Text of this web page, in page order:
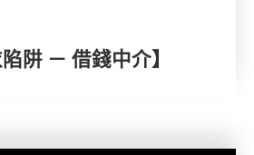
阱 － 借錢中介】